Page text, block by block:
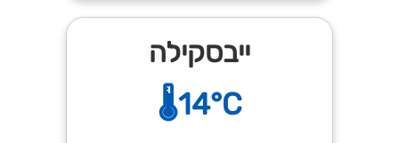
ייבסקילה
🌡️14°C